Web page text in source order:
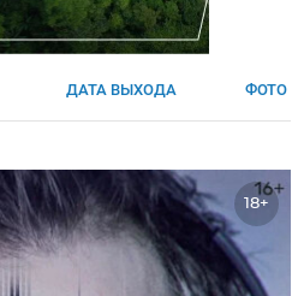
ДАТА ВЫХОДА ФОТО
18+